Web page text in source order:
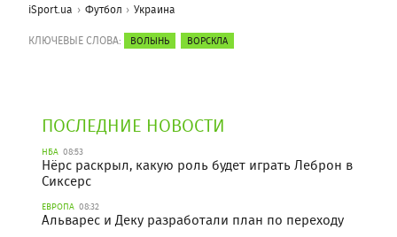
iSport.ua Футбол Украина
КЛЮЧЕВЫЕ СЛОВА: ВОЛЫНЬ ВОРСКЛА
ПОСЛЕДНИЕ НОВОСТИ
НБА 08:53
Нёрс раскрыл, какую роль будет играть Леброн в
Сиксерс
ЕВРОПА 08:32
Альварес и Деку разработали план по переходу